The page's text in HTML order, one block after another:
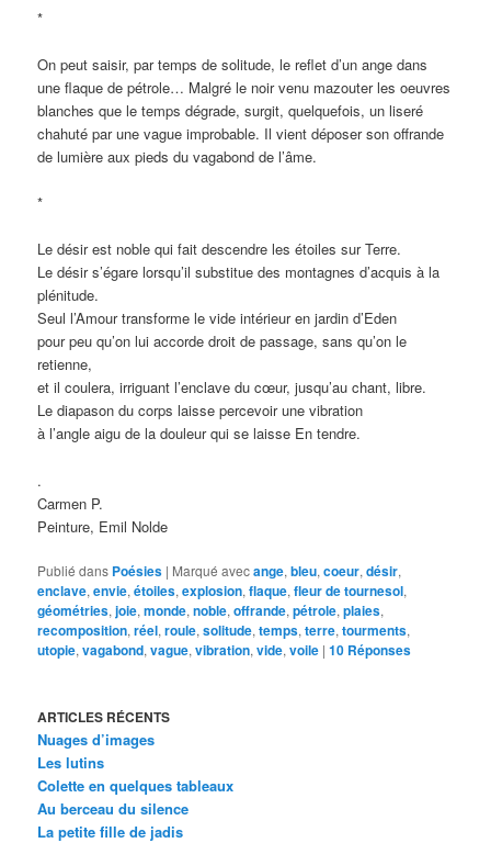
*
On peut saisir, par temps de solitude, le reflet d’un ange dans
une flaque de pétrole… Malgré le noir venu mazouter les oeuvres
blanches que le temps dégrade, surgit, quelquefois, un liseré
chahuté par une vague improbable. Il vient déposer son offrande
de lumière aux pieds du vagabond de l’âme.
*
Le désir est noble qui fait descendre les étoiles sur Terre.
Le désir s’égare lorsqu’il substitue des montagnes d’acquis à la
plénitude.
Seul l’Amour transforme le vide intérieur en jardin d’Eden
pour peu qu’on lui accorde droit de passage, sans qu’on le
retienne,
et il coulera, irriguant l’enclave du cœur, jusqu’au chant, libre.
Le diapason du corps laisse percevoir une vibration
à l’angle aigu de la douleur qui se laisse En tendre.
.
Carmen P.
Peinture, Emil Nolde
Publié dans Poésies | Marqué avecange,bleu,coeur,désir,
enclave,envie,étoiles,explosion,flaque,fleur de tournesol,
géométries,joie,monde,noble,offrande,pétrole,plaies,
recomposition,réel,roule,solitude,temps,terre,tourments,
utopie,vagabond,vague,vibration,vide,voile |10 Réponses
ARTICLES RÉCENTS
Nuages d’images
Les lutins
Colette en quelques tableaux
Au berceau du silence
La petite fille de jadis